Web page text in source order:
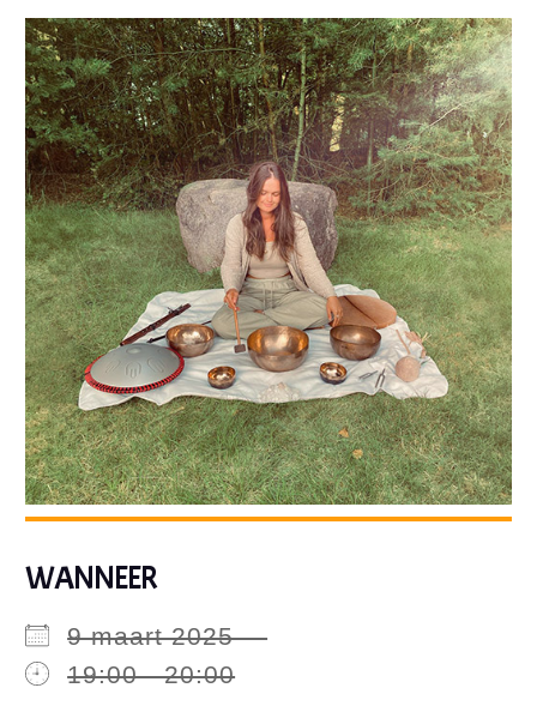
WANNEER
9 maart 2025
19:00 - 20:00